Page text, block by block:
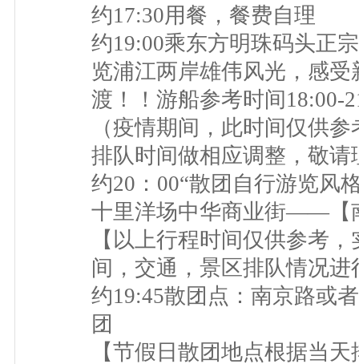
约17:30用餐，餐费自理
约19:00乘东方明珠码头正
览浦江两岸雄伟风光，感
渡！！游船参考时间18:00-
（疫情期间，此时间仅供
排队时间做相应调整，敬请
约20：00“散团自行游览
十里洋场中华商业街——【
【以上行程时间仅供参考
间，交通，景区排队情况
约19:45散团点：南京路或
团
【节假日散团地点根据当